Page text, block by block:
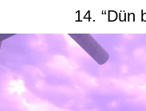
14. “Dün